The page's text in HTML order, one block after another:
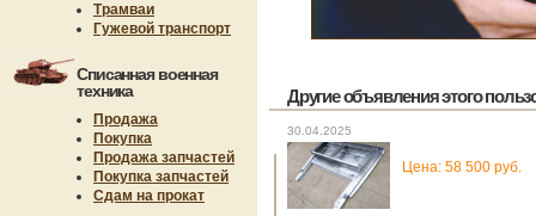
Трамваи
Гужевой транспорт
Списанная военная
техника
Продажа
Покупка
Продажа запчастей
Покупка запчастей
Сдам на прокат
Другие объявления этого
30.04.2025
Цена: 58 500 руб.